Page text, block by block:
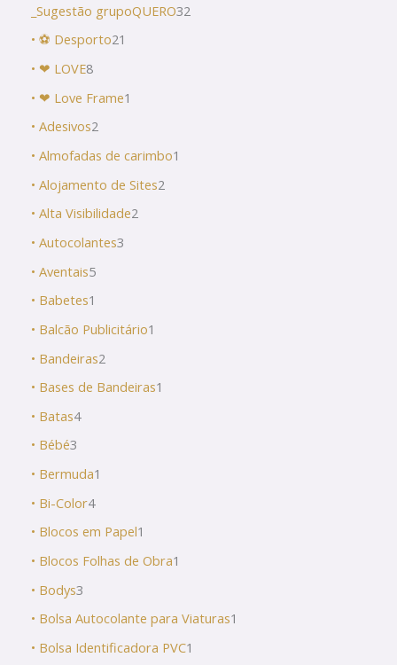
_Sugestão grupoQUERO32
• ⚽ Desporto21
• ❤ LOVE8
• ❤ Love Frame1
• Adesivos2
• Almofadas de carimbo1
• Alojamento de Sites2
• Alta Visibilidade2
• Autocolantes3
• Aventais5
• Babetes1
• Balcão Publicitário1
• Bandeiras2
• Bases de Bandeiras1
• Batas4
• Bébé3
• Bermuda1
• Bi-Color4
• Blocos em Papel1
• Blocos Folhas de Obra1
• Bodys3
• Bolsa Autocolante para Viaturas1
• Bolsa Identificadora PVC1